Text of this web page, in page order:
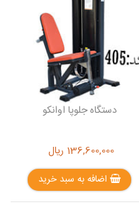
دستگاه جلوپا اوانکو
136,600,000 ریال
اضافه به سبد خرید